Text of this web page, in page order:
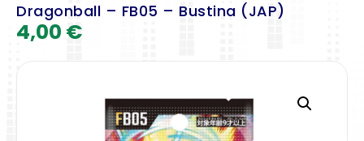
Dragonball – FB05 – Bustina (JAP)
4,00 €